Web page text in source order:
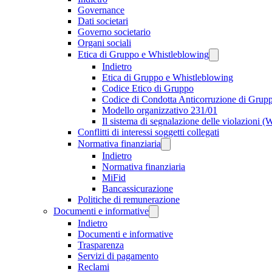
Governance
Dati societari
Governo societario
Organi sociali
Etica di Gruppo e Whistleblowing
Indietro
Etica di Gruppo e Whistleblowing
Codice Etico di Gruppo
Codice di Condotta Anticorruzione di
Modello organizzativo 231/01
Il sistema di segnalazione delle violazioni
Conflitti di interessi soggetti collegati
Normativa finanziaria
Indietro
Normativa finanziaria
MiFid
Bancassicurazione
Politiche di remunerazione
Documenti e informative
Indietro
Documenti e informative
Trasparenza
Servizi di pagamento
Reclami